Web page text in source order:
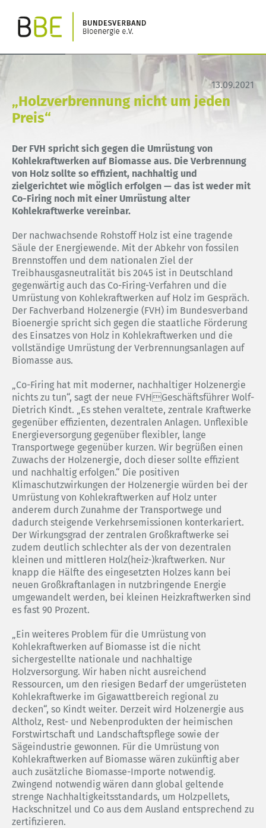
13.09.2021
„Holzverbrennung nicht um jeden
Preis“
Der FVH spricht sich gegen die Umrüstung von
Kohlekraftwerken auf Biomasse aus. Die Verbrennung
von Holz sollte so effizient, nachhaltig und
zielgerichtet wie möglich erfolgen — das ist weder mit
Co-Firing noch mit einer Umrüstung alter
Kohlekraftwerke vereinbar.
Der nachwachsende Rohstoff Holz ist eine tragende
Säule der Energiewende. Mit der Abkehr von fossilen
Brennstoffen und dem nationalen Ziel der
Treibhausgasneutralität bis 2045 ist in Deutschland
gegenwärtig auch das Co-Firing-Verfahren und die
Umrüstung von Kohlekraftwerken auf Holz im Gespräch.
Der Fachverband Holzenergie (FVH) im Bundesverband
Bioenergie spricht sich gegen die staatliche Förderung
des Einsatzes von Holz in Kohlekraftwerken und die
vollständige Umrüstung der Verbrennungsanlagen auf
Biomasse aus.
„Co-Firing hat mit moderner, nachhaltiger Holzenergie
nichts zu tun“, sagt der neue FVHGeschäftsführer Wolf-
Dietrich Kindt. „Es stehen veraltete, zentrale Kraftwerke
gegenüber effizienten, dezentralen Anlagen. Unflexible
Energieversorgung gegenüber flexibler, lange
Transportwege gegenüber kurzen. Wir begrüßen einen
Zuwachs der Holzenergie, doch dieser sollte effizient
und nachhaltig erfolgen.“ Die positiven
Klimaschutzwirkungen der Holzenergie würden bei der
Umrüstung von Kohlekraftwerken auf Holz unter
anderem durch Zunahme der Transportwege und
dadurch steigende Verkehrsemissionen konterkariert.
Der Wirkungsgrad der zentralen Großkraftwerke sei
zudem deutlich schlechter als der von dezentralen
kleinen und mittleren Holz(heiz-)kraftwerken. Nur
knapp die Hälfte des eingesetzten Holzes kann bei
neuen Großkraftanlagen in nutzbringende Energie
umgewandelt werden, bei kleinen Heizkraftwerken sind
es fast 90 Prozent.
„Ein weiteres Problem für die Umrüstung von
Kohlekraftwerken auf Biomasse ist die nicht
sichergestellte nationale und nachhaltige
Holzversorgung. Wir haben nicht ausreichend
Ressourcen, um den riesigen Bedarf der umgerüsteten
Kohlekraftwerke im Gigawattbereich regional zu
decken“, so Kindt weiter. Derzeit wird Holzenergie aus
Altholz, Rest- und Nebenprodukten der heimischen
Forstwirtschaft und Landschaftspflege sowie der
Sägeindustrie gewonnen. Für die Umrüstung von
Kohlekraftwerken auf Biomasse wären zukünftig aber
auch zusätzliche Biomasse-Importe notwendig.
Zwingend notwendig wären dann global geltende
strenge Nachhaltigkeitsstandards, um Holzpellets,
Hackschnitzel und Co aus dem Ausland entsprechend zu
zertifizieren.